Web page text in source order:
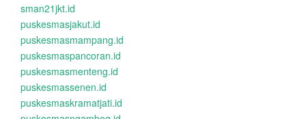
sman21jkt.id
puskesmasjakut.id
puskesmasmampang.id
puskesmaspancoran.id
puskesmasmenteng.id
puskesmassenen.id
puskesmaskramatjati.id